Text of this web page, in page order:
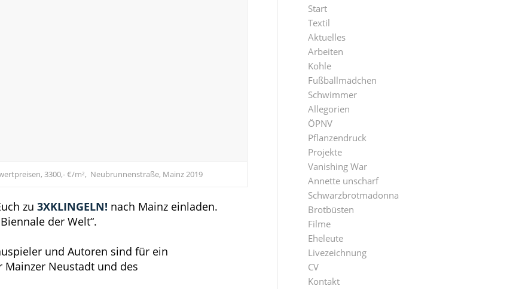
3300,- €/m², Neubrunnenstraße, Mainz 2019
zu 3XKLINGELN! nach Mainz einladen.
der Welt“.
und Autoren sind für ein
Mainzer Neustadt und des
Start
Textil
Aktuelles
Arbeiten
Kohle
Fußballmädchen
Schwimmer
Allegorien
ÖPNV
Pflanzendruck
Projekte
Vanishing War
Annette unscharf
Schwarzbrotmadonna
Brotbüsten
Filme
Eheleute
Livezeichnung
CV
Kontakt